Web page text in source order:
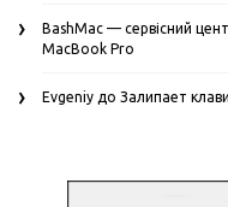
BashMac — сервісний
MacBook Pro
Evgeniy до Залипает